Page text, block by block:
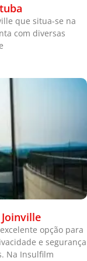
que situa-se na
com diversas
opção para
e segurança
Na Insulfilm